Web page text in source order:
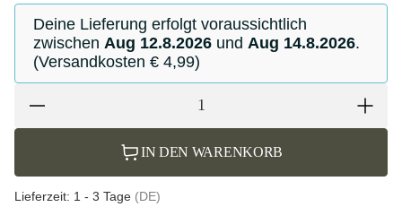
Deine Lieferung erfolgt voraussichtlich
zwischen Aug 12.8.2026 und Aug 14.8.2026.
(Versandkosten € 4,99)
IN DEN WARENKORB
Lieferzeit: 1 - 3 Tage (DE)